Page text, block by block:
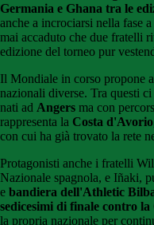
Germania e Ghana tra le
anche a incrociarsi nella fase
mai accaduto che due fratelli
edizione del torneo pur
Il Mondiale in corso propone
nazionali diverse. Tra questi ci
nati ad Angers ma con
rappresenta la Costa d'Avorio
con cui ha già trovato la rete
Protagonisti anche i fratelli
Nazionale spagnola, e Iñaki,
e bandiera dell'Athletic
sedicesimi di finale contro la
la propria nazionale per